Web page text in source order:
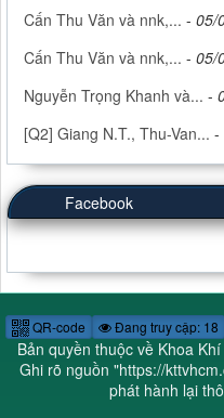
Cấn Thu Văn và nnk,... - 05/
Cấn Thu Văn và nnk,... - 05/
Nguyễn Trọng Khanh và... -
[Q2] Giang N.T., Thu-Van... -
Facebook
QR-code Đang truy cập: 18
Bản quyền thuộc về Khoa
Ghi rõ nguồn "https://
phát hành lại